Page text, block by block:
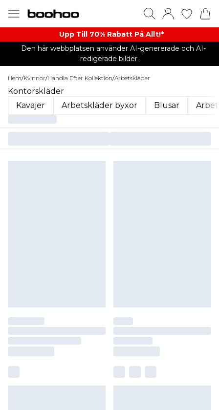
Upp Till 70% Rabatt På Allt!*
Den här webbplatsen använder AI-genererade och AI-
redigerade bilder.
Hem/Kvinnor/Handla Efter Kollektion/Arbetskläder
Kontorskläder
Kavajer
Arbetskläder byxor Blusar